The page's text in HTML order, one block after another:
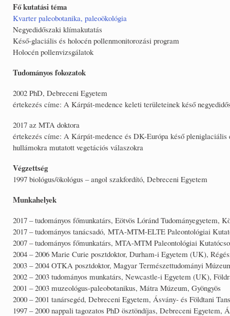
Fő kutatási téma
Kvarter paleobotanika, paleoökológia
Negyedidőszaki klímakutatás
Késő-glaciális és holocén pollenmonitorozási program
Holocén pollenvizsgálatok
Tudományos fokozatok
2002 PhD, Debreceni Egyetem
értekezés címe: A Kárpát-medence keleti területeinek késő
2017 az MTA doktora
értekezés címe: A Kárpát-medence és DK-Európa késő
hullámokra mutatott vegetációs válaszokra
Végzettség
1997 biológus/ökológus – angol szakfordító, Debreceni Egyetem
Munkahelyek
2017 – tudományos főmunkatárs, Eötvös Lóránd Tudományegyetem,
2017 – tudományos tanácsadó, MTA-MTM-ELTE Paleontológiai
2007 – tudományos főmunkatárs, MTA-MTM Paleontológiai
2004 – 2006 Marie Curie posztdoktor, Durham-i Egyetem (UK),
2003 – 2004 OTKA posztdoktor, Magyar Természettudományi
2002 – 2003 tudományos munkatárs, Newcastle-i Egyetem (UK),
2001 – 2003 muzeológus-paleobotanikus, Mátra Múzeum, Gyöngyös
2000 – 2001 tanársegéd, Debreceni Egyetem, Ásvány- és Földtani
1997 – 2000 nappali tagozatos PhD ösztöndíjas, Debreceni Egyetem,